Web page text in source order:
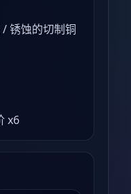
锈蚀的切制铜
x6